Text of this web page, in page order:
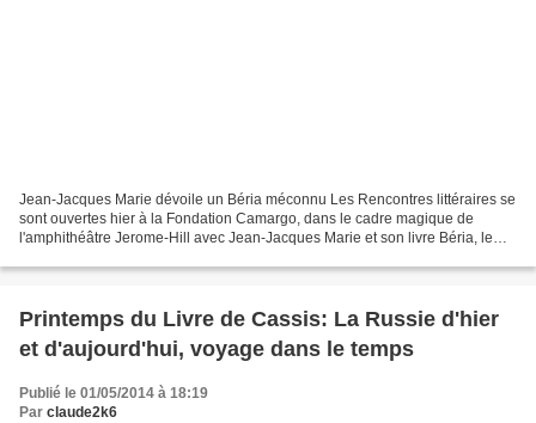
Jean-Jacques Marie dévoile un Béria méconnu Les Rencontres littéraires se
sont ouvertes hier à la Fondation Camargo, dans le cadre magique de
l'amphithéâtre Jerome-Hill avec Jean-Jacques Marie et son livre Béria, le
Printemps du Livre de Cassis: La Russie d'hier
et d'aujourd'hui, voyage dans le temps
Publié le 01/05/2014 à 18:19
Par claude2k6